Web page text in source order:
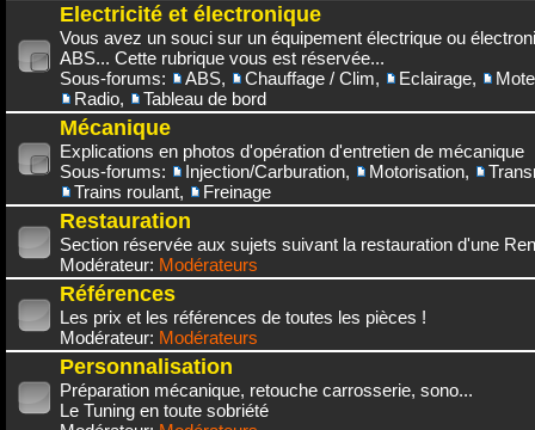
Electricité et électronique
Vous avez un souci sur un équipement électrique ou
ABS... Cette rubrique vous est réservée...
Sous-forums:
ABS, Chauffage / Clim, Eclairage,
Radio, Tableau de bord
Mécanique
Explications en photos d'opération d'entretien de mécanique
Sous-forums:
Injection/Carburation, Motorisation,
Trains roulant, Freinage
Restauration
Section réservée aux sujets suivant la restauration d'une
Modérateur: Modérateurs
Références
Les prix et les références de toutes les pièces !
Modérateur: Modérateurs
Personnalisation
Préparation mécanique, retouche carrosserie, sono...
Le Tuning en toute sobriété